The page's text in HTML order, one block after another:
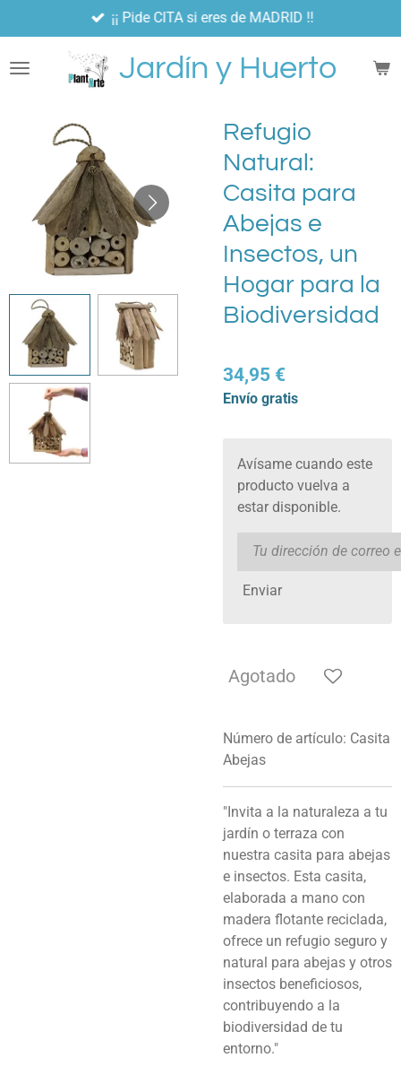
al
contenido
Jardín y Huerto
¡¡ Pide CITA si eres de MADRID !!
Refugio
Natural:
Casita para
Abejas e
Insectos, un
Hogar para la
Biodiversidad
34,95 €
Envío gratis
Avísame cuando este
producto vuelva a
estar disponible.
Enviar
Agotado
Número de artículo: Casita
Abejas
"Invita a la naturaleza a tu
jardín o terraza con
nuestra casita para abejas
e insectos. Esta casita,
elaborada a mano con
madera flotante reciclada,
ofrece un refugio seguro y
natural para abejas y otros
insectos beneficiosos,
contribuyendo a la
biodiversidad de tu
entorno."